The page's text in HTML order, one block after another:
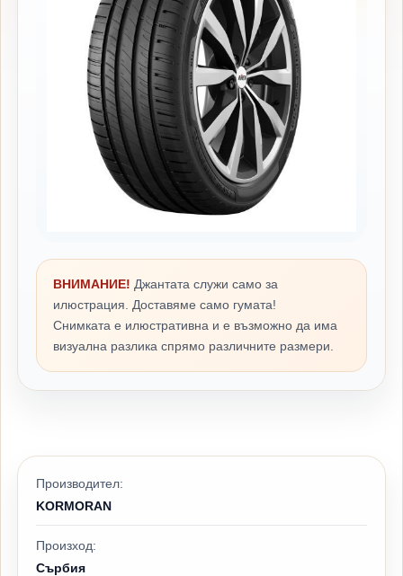
ВНИМАНИЕ! Джантата служи само за
илюстрация. Доставяме само гумата!
Снимката е илюстративна и е възможно да има
визуална разлика спрямо различните размери.
Производител:
KORMORAN
Произход:
Сърбия